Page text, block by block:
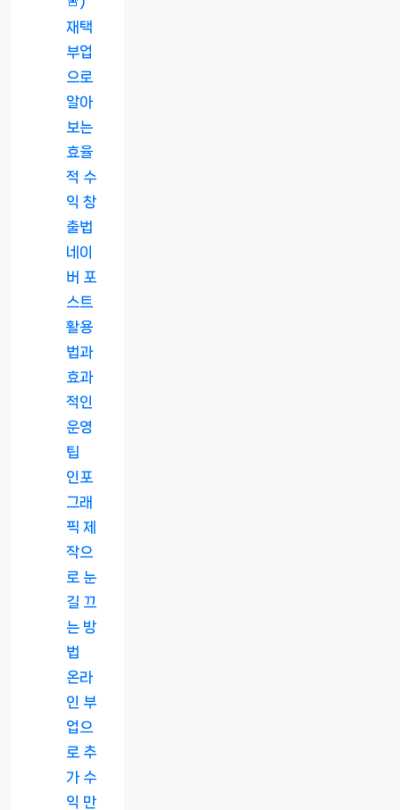
재택
부업
으로
알아
보는
효율
적 수
익 창
출법
네이
버 포
스트
활용
법과
효과
적인
운영
팁
인포
그래
픽 제
작으
로 눈
길 끄
는 방
법
온라
인 부
업으
로 추
가 수
익 만